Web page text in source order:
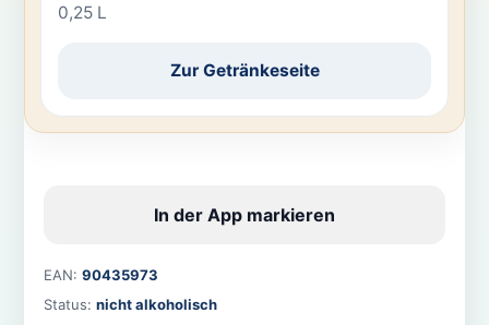
0,25 L
Zur Getränkeseite
In der App markieren
EAN: 90435973
Status: nicht alkoholisch